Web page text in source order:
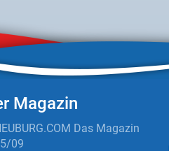
Magazin
Das Magazin
09